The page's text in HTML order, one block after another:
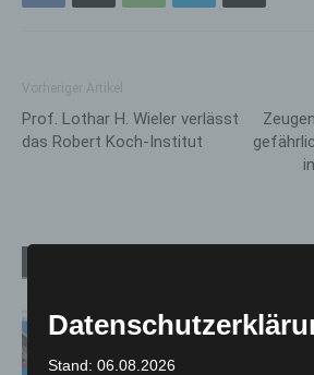
Prof. Lothar H. Wieler verlässt
das Robert Koch-Institut
Mann läuft mit
A7 – Polizei sucht
Stand: 06.08.2026